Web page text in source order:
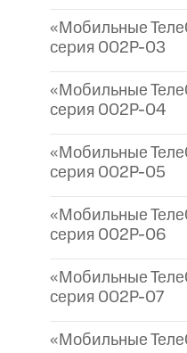
«Мобильные
серия 002P-03
«Мобильные
серия 002P-04
«Мобильные
серия 002P-05
«Мобильные
серия 002P-06
«Мобильные
серия 002P-07
«Мобильные